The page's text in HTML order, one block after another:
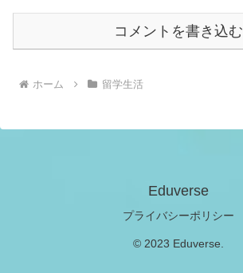
コメントを書き込む
ホーム 留学生活
Eduverse
プライバシーポリシー
© 2023 Eduverse.